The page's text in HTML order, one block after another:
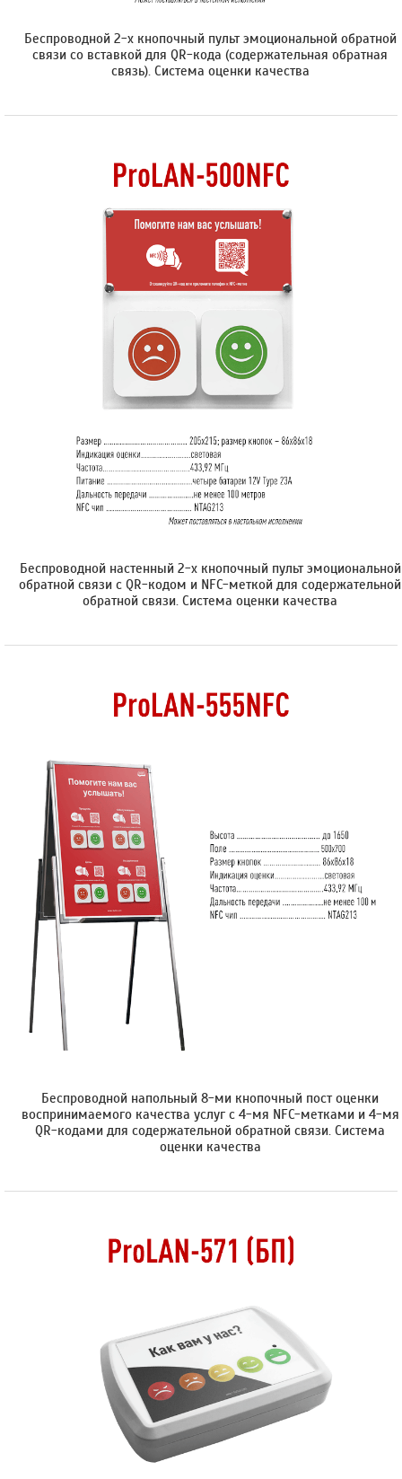
Беспроводной 2-х кнопочный пульт эмоциональной обратной
связи со вставкой для QR-кода (содержательная обратная
связь). Cистема оценки качества
Беспроводной настенный 2-х кнопочный пульт эмоциональной
обратной связи с QR-кодом и NFC-меткой для содержательной
обратной связи. Cистема оценки качества
Беспроводной напольный 8-ми кнопочный пост оценки
воспринимаемого качества услуг с 4-мя NFC-метками и 4-мя
QR-кодами для содержательной обратной связи. Cистема
оценки качества